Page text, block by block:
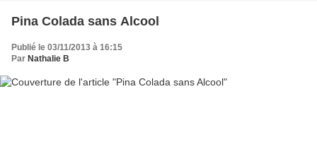
Pina Colada sans Alcool
Publié le 03/11/2013 à 16:15
Par Nathalie B